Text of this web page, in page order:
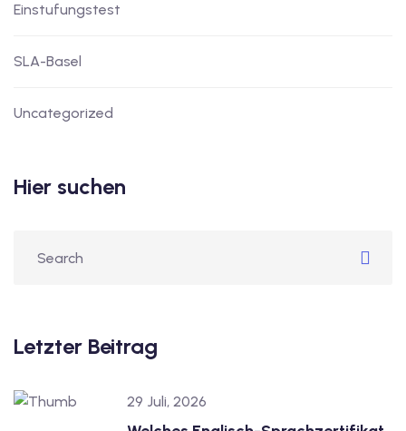
Einstufungstest
SLA-Basel
Uncategorized
Hier suchen
Letzter Beitrag
29 Juli, 2026